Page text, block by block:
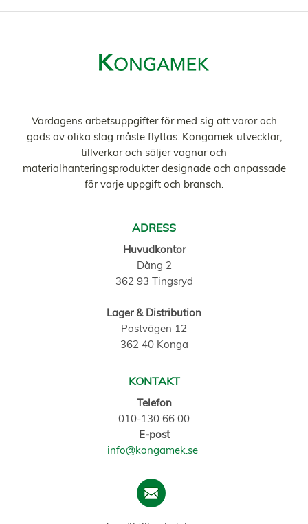
Vardagens arbetsuppgifter för med sig att varor och
gods av olika slag måste flyttas. Kongamek utvecklar,
tillverkar och säljer vagnar och
materialhanteringsprodukter designade och anpassade
för varje uppgift och bransch.
ADRESS
Huvudkontor
Dång 2
362 93 Tingsryd
Lager & Distribution
Postvägen 12
362 40 Konga
KONTAKT
Telefon
010-130 66 00
E-post
info@kongamek.se